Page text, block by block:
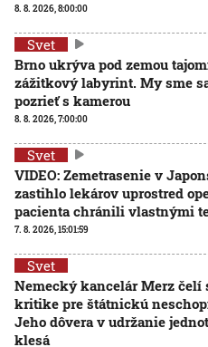
8. 8. 2026, 8:00:00
Svet
Brno ukrýva pod zemou
zážitkový labyrint. My sme
pozrieť s kamerou
8. 8. 2026, 7:00:00
Svet
VIDEO: Zemetrasenie v
zastihlo lekárov uprostred
pacienta chránili vlastnými
7. 8. 2026, 15:01:59
Svet
Nemecký kancelár Merz čelí
kritike pre štátnickú
Jeho dôvera v udržanie
klesá